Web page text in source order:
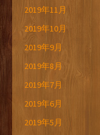
2019年11月
2019年10月
2019年9月
2019年8月
2019年7月
2019年6月
2019年5月